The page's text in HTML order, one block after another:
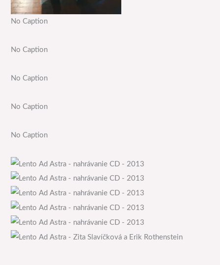
No Caption
No Caption
No Caption
No Caption
No Caption